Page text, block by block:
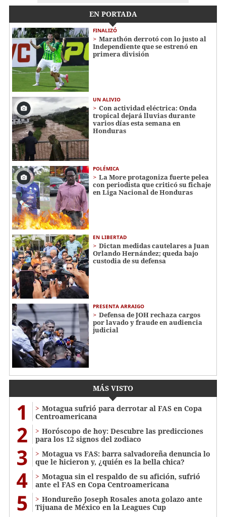
EN PORTADA
FINALIZÓ
Marathón derrotó con lo justo al
Independiente que se estrenó en
primera división
UN ALIVIO
Con actividad eléctrica: Onda
tropical dejará lluvias durante
varios días esta semana en
Honduras
POLÉMICA
La More protagoniza fuerte pelea
con periodista que criticó su fichaje
en Liga Nacional de Honduras
EN LIBERTAD
Dictan medidas cautelares a Juan
Orlando Hernández; queda bajo
custodia de su defensa
PRESENTA ARRAIGO
Defensa de JOH rechaza cargos
por lavado y fraude en audiencia
judicial
MÁS VISTO
1
Motagua sufrió para derrotar al FAS en Copa
Centroamericana
2
Horóscopo de hoy: Descubre las predicciones
para los 12 signos del zodiaco
3
Motagua vs FAS: barra salvadoreña denuncia lo
que le hicieron y, ¿quién es la bella chica?
4
Motagua sin el respaldo de su afición, sufrió
ante el FAS en Copa Centroamericana
5
Hondureño Joseph Rosales anota golazo ante
Tijuana de México en la Leagues Cup